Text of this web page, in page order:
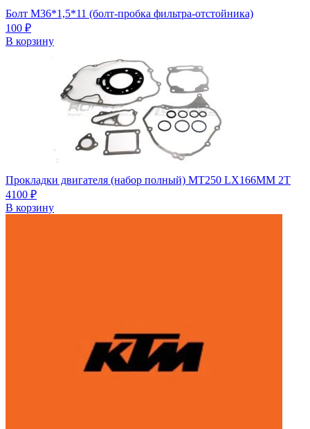
Болт М36*1,5*11 (болт-пробка фильтра-отстойника)
100 ₽
В корзину
Прокладки двигателя (набор полный) MT250 LX166MM 2T
4100 ₽
В корзину